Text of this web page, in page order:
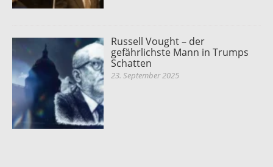
Russell Vought – der
gefährlichste Mann in Trumps
Schatten
23. September 2025